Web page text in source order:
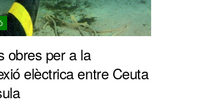
obres per a la
elèctrica entre Ceuta